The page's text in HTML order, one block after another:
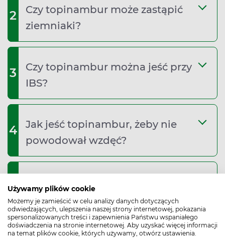
Używamy plików cookie
Możemy je zamieścić w celu analizy danych dotyczących
odwiedzających, ulepszenia naszej strony internetowej, pokazania
spersonalizowanych treści i zapewnienia Państwu wspaniałego
doświadczenia na stronie internetowej. Aby uzyskać więcej informacji
na temat plików cookie, których używamy, otwórz ustawienia.
2
Czy topinambur może zastąpić
ziemniaki?
3
Czy topinambur można jeść przy
IBS?
4
Jak jeść topinambur, żeby nie
powodował wzdęć?
Bibliografia